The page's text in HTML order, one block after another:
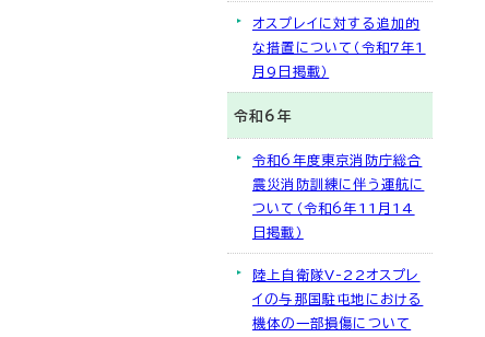
オスプレイに対する追加的
な措置について（令和7年1
月9日掲載）
令和6年
令和6年度東京消防庁総合
震災消防訓練に伴う運航に
ついて（令和6年11月14
日掲載）
陸上自衛隊V-22オスプレ
イの与那国駐屯地における
機体の一部損傷について